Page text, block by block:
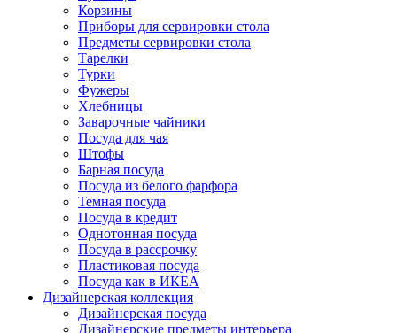
Корзины
Приборы для сервировки стола
Предметы сервировки стола
Тарелки
Турки
Фужеры
Хлебницы
Заварочные чайники
Посуда для чая
Штофы
Барная посуда
Посуда из белого фарфора
Темная посуда
Посуда в кредит
Однотонная посуда
Посуда в рассрочку
Пластиковая посуда
Посуда как в ИКЕА
Дизайнерская коллекция
Дизайнерская посуда
Дизайнерские предметы интерьера